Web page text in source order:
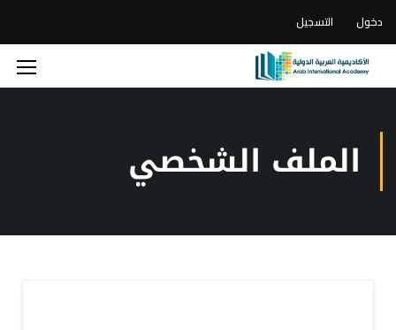
دخول التسجيل
الملف الشخصي